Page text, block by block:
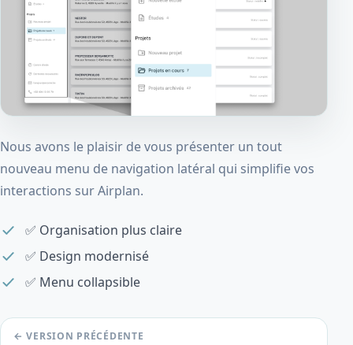
Nous avons le plaisir de vous présenter un tout
nouveau menu de navigation latéral qui simplifie vos
interactions sur Airplan.
✅ Organisation plus claire
✅ Design modernisé
✅ Menu collapsible
← VERSION PRÉCÉDENTE